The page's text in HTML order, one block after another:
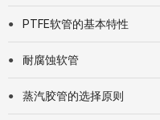
● PTFE软管的基本特性
● 耐腐蚀软管
● 蒸汽胶管的选择原则